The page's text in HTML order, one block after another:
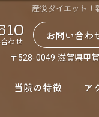
産後ダイエット！
わせ お問い合わ
〒528-0049 滋賀県甲
当院の特徴 ア